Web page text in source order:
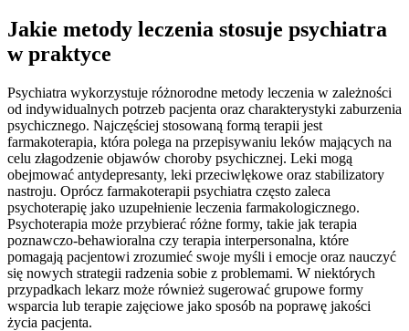
Jakie metody leczenia stosuje psychiatra
w praktyce
Psychiatra wykorzystuje różnorodne metody leczenia w zależności
od indywidualnych potrzeb pacjenta oraz charakterystyki zaburzenia
psychicznego. Najczęściej stosowaną formą terapii jest
farmakoterapia, która polega na przepisywaniu leków mających na
celu złagodzenie objawów choroby psychicznej. Leki mogą
obejmować antydepresanty, leki przeciwlękowe oraz stabilizatory
nastroju. Oprócz farmakoterapii psychiatra często zaleca
psychoterapię jako uzupełnienie leczenia farmakologicznego.
Psychoterapia może przybierać różne formy, takie jak terapia
poznawczo-behawioralna czy terapia interpersonalna, które
pomagają pacjentowi zrozumieć swoje myśli i emocje oraz nauczyć
się nowych strategii radzenia sobie z problemami. W niektórych
przypadkach lekarz może również sugerować grupowe formy
wsparcia lub terapie zajęciowe jako sposób na poprawę jakości
życia pacjenta.